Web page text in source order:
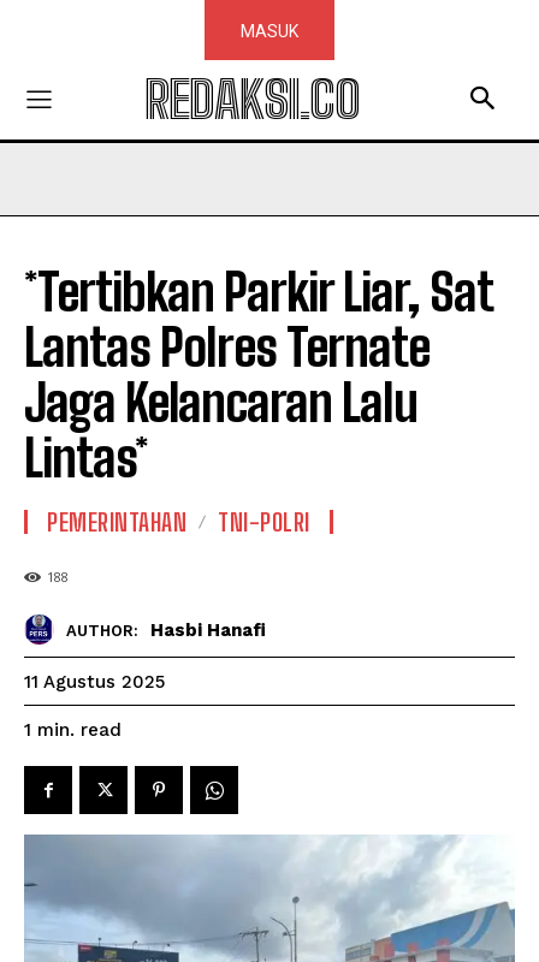
MASUK
REDAKSI.CO
*Tertibkan Parkir Liar, Sat
Lantas Polres Ternate
Jaga Kelancaran Lalu
Lintas*
PEMERINTAHAN TNI-POLRI
188
AUTHOR: Hasbi Hanafi
11 Agustus 2025
1 min. read